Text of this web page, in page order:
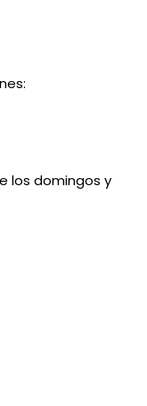
los domingos y